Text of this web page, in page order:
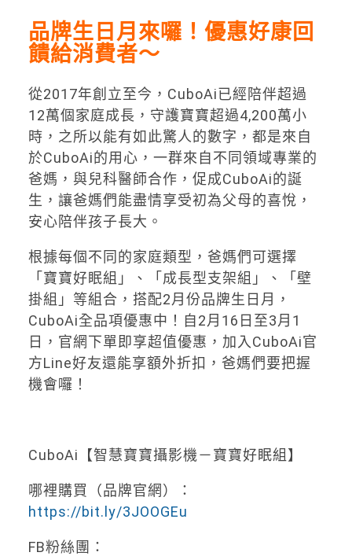
品牌生日月來囉！優惠好康回
饋給消費者～
從2017年創立至今，CuboAi已經陪伴超過
12萬個家庭成長，守護寶寶超過4,200萬小
時，之所以能有如此驚人的數字，都是來自
於CuboAi的用心，一群來自不同領域專業的
爸媽，與兒科醫師合作，促成CuboAi的誕
生，讓爸媽們能盡情享受初為父母的喜悅，
安心陪伴孩子長大。
根據每個不同的家庭類型，爸媽們可選擇
「寶寶好眠組」、「成長型支架組」、「壁
掛組」等組合，搭配2月份品牌生日月，
CuboAi全品項優惠中！自2月16日至3月1
日，官網下單即享超值優惠，加入CuboAi官
方Line好友還能享額外折扣，爸媽們要把握
機會囉！
CuboAi【智慧寶寶攝影機－寶寶好眠組】
哪裡購買（品牌官網）：
https://bit.ly/3JOOGEu
FB粉絲團：